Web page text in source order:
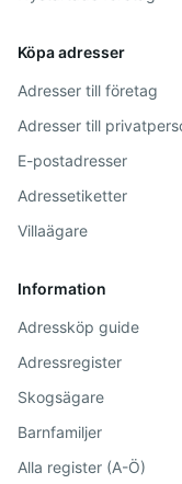
Köpa adresser
Adresser till företag
Adresser till
E-postadresser
Adressetiketter
Villaägare
Information
Adressköp guide
Adressregister
Skogsägare
Barnfamiljer
Alla register (A-Ö)